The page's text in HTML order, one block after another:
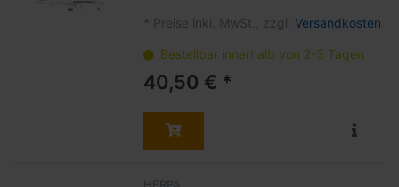
* Preise inkl. MwSt., zzgl. Versandkosten
Bestellbar innerhalb von 2-3 Tagen
40,50 € *